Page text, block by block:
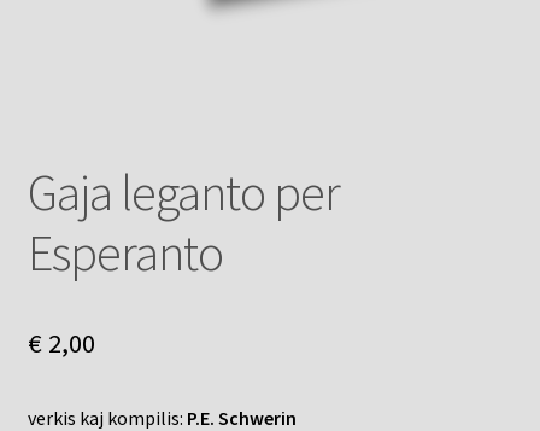
Gaja leganto per
Esperanto
€2,00
verkis kaj kompilis: P.E. Schwerin